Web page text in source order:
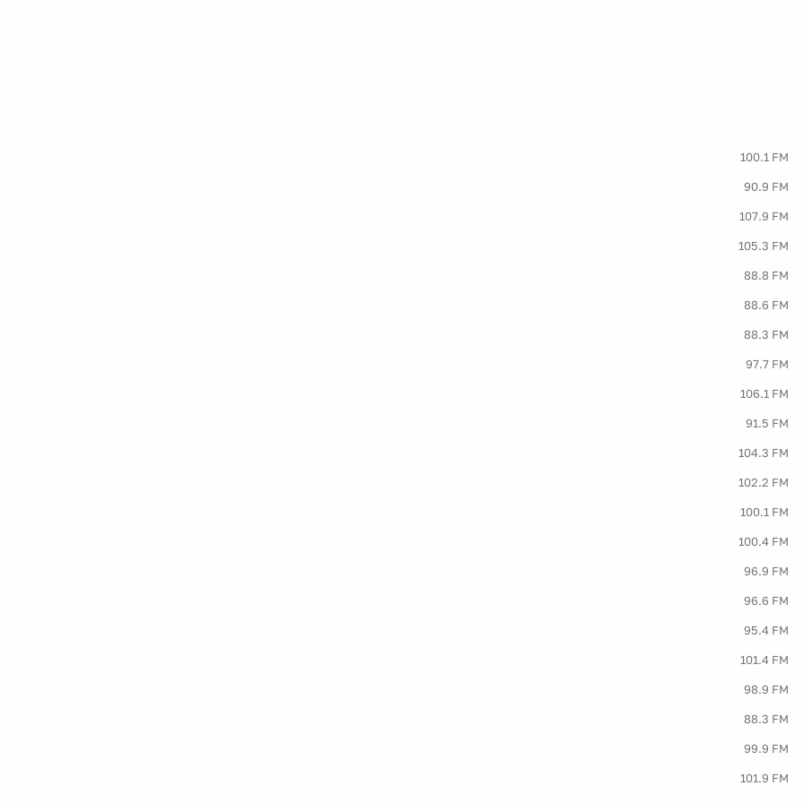
100.1 FM
90.9 FM
107.9 FM
105.3 FM
88.8 FM
88.6 FM
88.3 FM
97.7 FM
106.1 FM
91.5 FM
104.3 FM
102.2 FM
100.1 FM
100.4 FM
96.9 FM
96.6 FM
95.4 FM
101.4 FM
98.9 FM
88.3 FM
99.9 FM
101.9 FM